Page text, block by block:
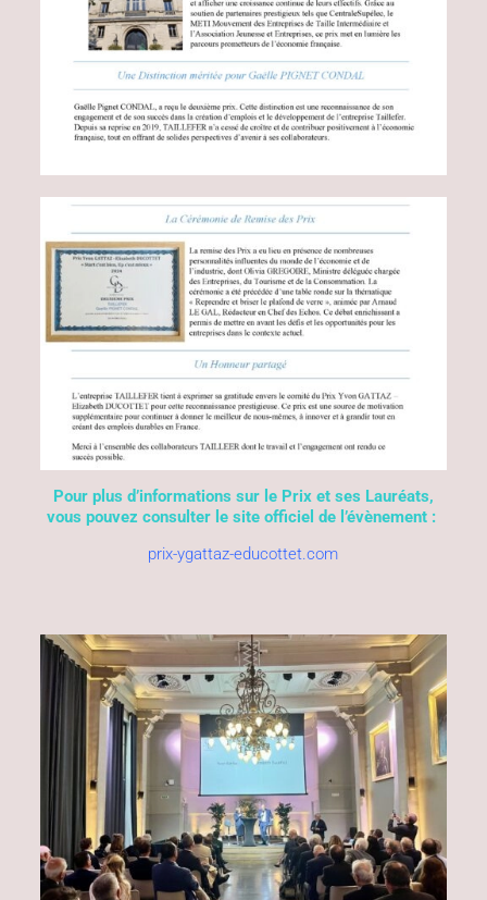
Pour plus d’informations sur le Prix et ses Lauréats,
vous pouvez consulter le site officiel de l’évènement :
prix-ygattaz-educottet.com